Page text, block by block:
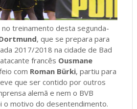
treinamento desta segunda-
, que se prepara para
2017/2018 na cidade de Bad
francês Ousmane
com Roman Bürki, partiu para
que ser contido por outros
alemã e nem o BVB
o motivo do desentendimento.